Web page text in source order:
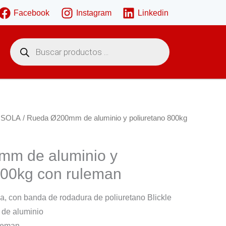
Facebook Instagram Linkedin
B
ú
s
e
e
p
u
c
t
o
/ Rueda Ø200mm de aluminio y poliuretano 800kg
de aluminio y
con ruleman
con banda de rodadura de poliuretano Blickle
aluminio